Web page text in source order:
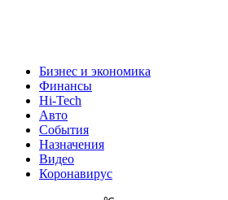
Бизнес и экономика
Финансы
Hi-Tech
Авто
События
Назначения
Видео
Коронавирус